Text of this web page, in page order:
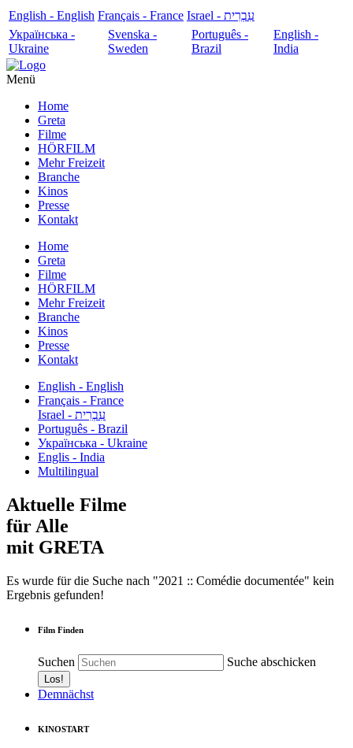
English - English Français - France
עִבְרִית - Israel
Українська -
Ukraine
Svenska -
Sweden
Português -
Brazil
English -
India
Menü
Home
Greta
Filme
HÖRFILM
Mehr Freizeit
Branche
Kinos
Presse
Kontakt
Home
Greta
Filme
HÖRFILM
Mehr Freizeit
Branche
Kinos
Presse
Kontakt
English - English
Français - France
עִבְרִית - Israel
Português - Brazil
Українська - Ukraine
Englis - India
Multilingual
Aktuelle Filme
für Alle
mit GRETA
Es wurde für die Suche nach "2021 :: Comédie documentée" kein
Ergebnis gefunden!
Film Finden
Suchen Suche abschicken
Demnächst
KINOSTART